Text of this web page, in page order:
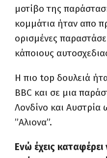
μοτίβο της
κομμάτια ήταν απο
ορισμένες
κάποιους
Η πιο top δουλειά
BBC και σε μια
Λονδίνο και Αυστρία
”Αλιονα”.
Ενώ έχεις